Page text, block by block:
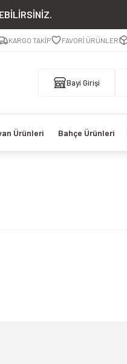
KARGO TAKİP FAVORİ ÜRÜNLER
Bayi Girişi
Ürünleri Bahçe Ürünleri